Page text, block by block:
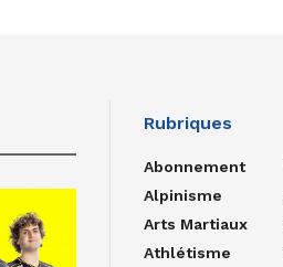
Rubriques
Abonnement
Alpinisme
Arts Martiaux
Athlétisme